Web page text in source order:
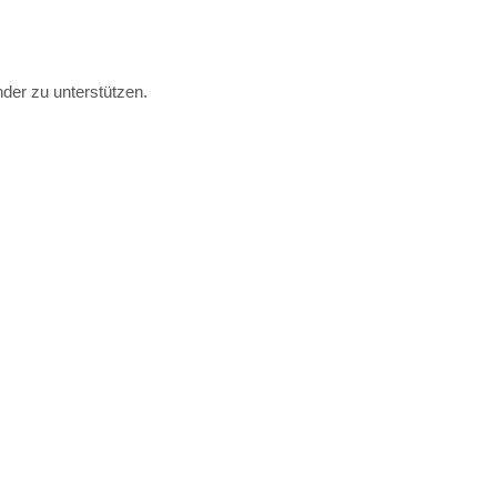
zu unterstützen.